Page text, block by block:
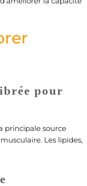
pour
principale source
Les lipides,